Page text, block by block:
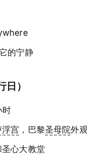
的宁静
）
时
浮宫 ，巴黎圣母院外
心大教堂